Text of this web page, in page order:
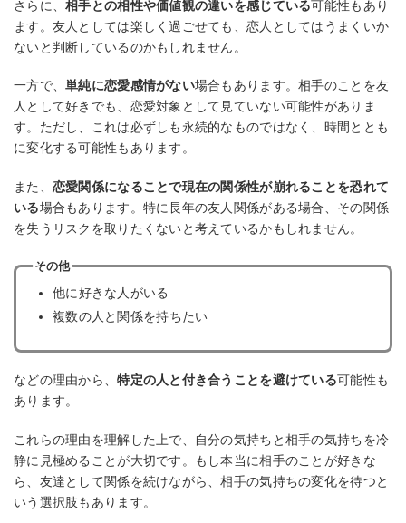
さらに、相手との相性や価値観の違いを感じている可能性もあり
ます。友人としては楽しく過ごせても、恋人としてはうまくいか
ないと判断しているのかもしれません。
一方で、単純に恋愛感情がない場合もあります。相手のことを友
人として好きでも、恋愛対象として見ていない可能性がありま
す。ただし、これは必ずしも永続的なものではなく、時間ととも
に変化する可能性もあります。
また、 恋愛関係になることで現在の関係性が崩れることを恐れて
いる場合もあります。特に長年の友人関係がある場合、その関係
を失うリスクを取りたくないと考えているかもしれません。
その他
他に好きな人がいる
複数の人と関係を持ちたい
などの理由から、特定の人と付き合うことを避けている可能性も
あります。
これらの理由を理解した上で、自分の気持ちと相手の気持ちを冷
静に見極めることが大切です。もし本当に相手のことが好きな
ら、友達として関係を続けながら、相手の気持ちの変化を待つと
いう選択肢もあります。